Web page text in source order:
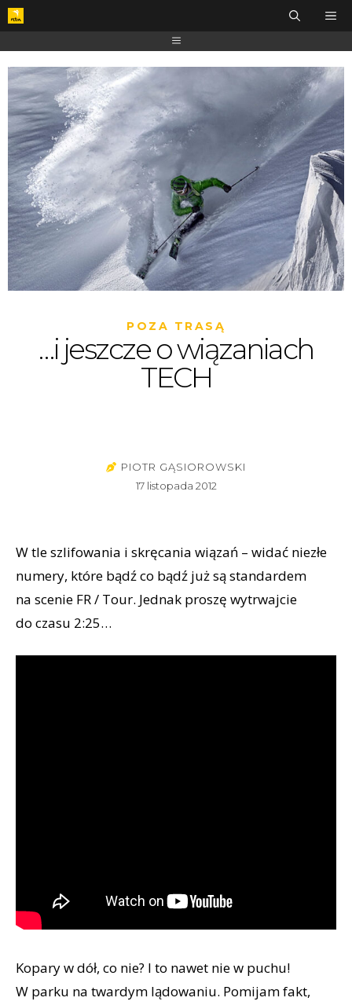
POZA TRASĄ
…i jeszcze o wiązaniach
TECH
PIOTR GĄSIOROWSKI
17 listopada 2012
W tle szlifowania i skręcania wiązań – widać niezłe
numery, które bądź co bądź już są standardem
na scenie FR / Tour. Jednak proszę wytrwajcie
do czasu 2:25…
Kopary w dół, co nie? I to nawet nie w puchu!
W parku na twardym lądowaniu. Pomijam fakt,